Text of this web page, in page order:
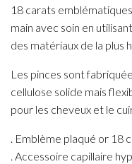
18 carats
main avec soin en
des matériaux de la plus
Les pinces sont
cellulose solide mais
pour les cheveux et le
. Emblème plaqué or 18
. Accessoire capillaire